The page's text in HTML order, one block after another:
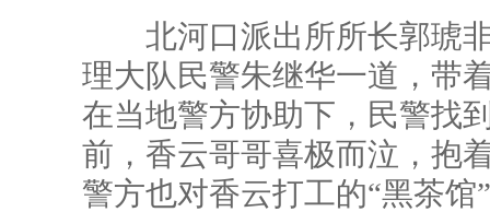
北河口派出所所长郭琥非
理大队民警朱继华一道，带
在当地警方协助下，民警找
前，香云哥哥喜极而泣，抱
警方也对香云打工的“黑茶馆